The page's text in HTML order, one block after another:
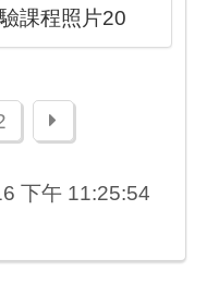
驗課程照片20
下一頁
下午 11:25:54